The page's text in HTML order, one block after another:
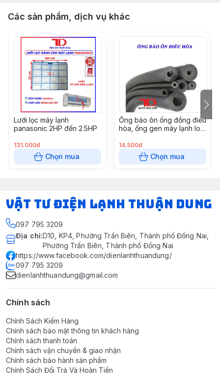
Các sản phẩm, dịch vụ khác
Lưới lọc máy lạnh
panasonic 2HP đến 2.5HP
131.000đ
Chọn mua
Ống bảo ôn ống đồng điều
hòa, ống gen máy lạnh loại
2 mét
14.500đ
Chọn mua
VẬT TƯ ĐIỆN LẠNH THUẬN DUNG
097 795 3209
Địa chỉ:D10, KP4, Phường Trấn Biên, Thành phố Đồng Nai,
Phường Trấn Biên, Thành phố Đồng Nai
https://www.facebook.com/dienlanhthuandung/
097 795 3209
dienlanhthuandung@gmail.com
Chính sách
Chính Sách Kiểm Hàng
Chính sách bảo mật thông tin khách hàng
Chính sách thanh toán
Chính sách vận chuyển & giao nhận
Chính sách bảo hành sản phẩm
Chính Sách Đổi Trả Và Hoàn Tiền